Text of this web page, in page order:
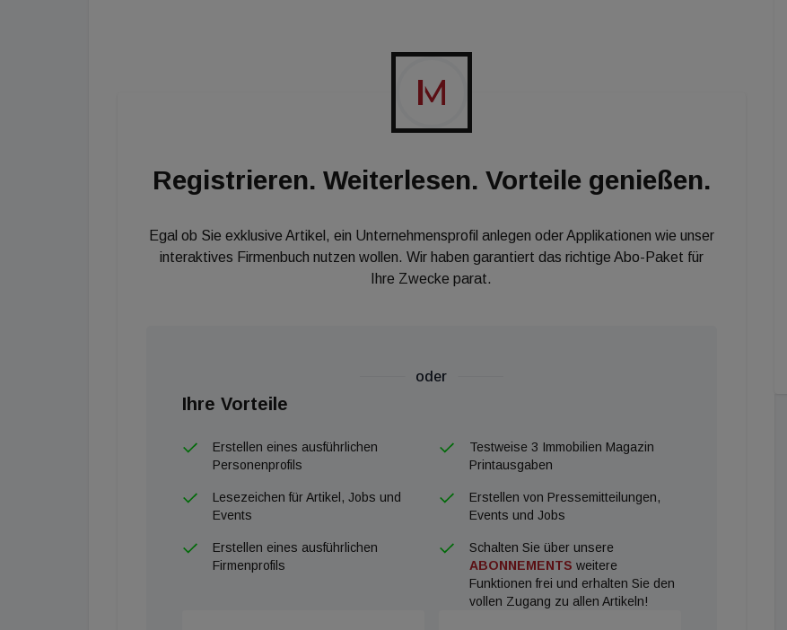
Prozent. Doch auch für Besserverdiener mit einem Bruttoeinkommen von 5.000 Euro ist der Traum
vom Eigentum in vielen Städten geplatzt. In 35 Städten liegt die Wohnkostenbelastung trotz hohen
Einkommens über 30 Prozent. Die Folge: Immer mehr Menschen haben den Wunsch des
Eigenheims verworfen. Die veränderte Nachfrage nach Immobilien verdeutlicht das. Innerhalb eines
dazu hat sich die Anzahl der Anfragen auf Mietimmobilien um 34 Prozent erhöht.
Registrieren. Weiterlesen. Vorteile genießen.
Egal ob Sie exklusive Artikel, ein Unternehmensprofil anlegen oder Applikationen wie unser
interaktives Firmenbuch nutzen wollen. Wir haben garantiert das richtige Abo-Paket für
Ihre Zwecke parat.
oder
Ihre Vorteile
Erstellen eines ausführlichen
Personenprofils
Testweise 3 Immobilien Magazin
Printausgaben
Lesezeichen für Artikel, Jobs und
Events
Erstellen von Pressemitteilungen,
Events und Jobs
Erstellen eines ausführlichen
Firmenprofils
Schalten Sie über unsere
ABONNEMENTS weitere
Funktionen frei und erhalten Sie den
vollen Zugang zu allen Artikeln!